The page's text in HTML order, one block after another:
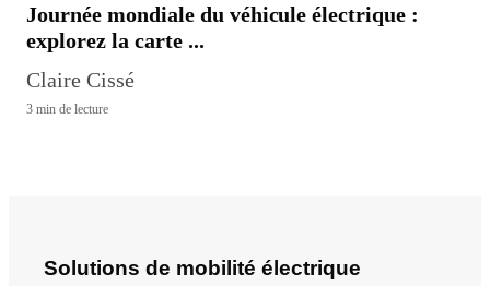
Journée mondiale du véhicule électrique :
explorez la carte ...
Claire Cissé
3 min de lecture
Solutions de mobilité électrique